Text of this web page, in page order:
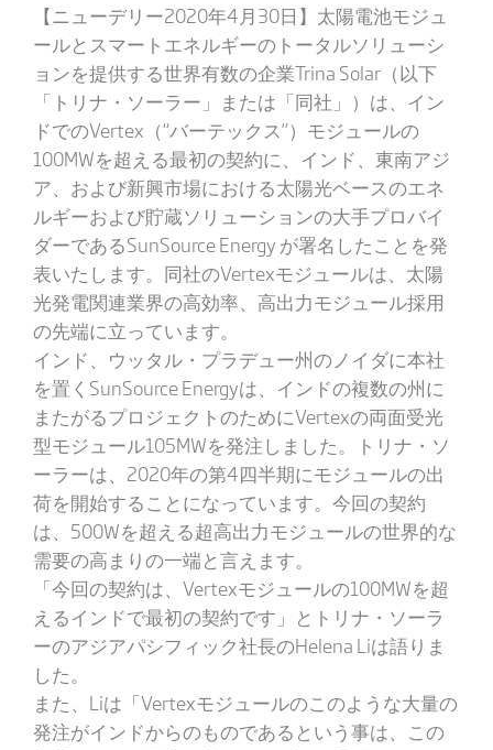
【ニューデリー2020年4月30日】太陽電池モジュ
ールとスマートエネルギーのトータルソリューシ
ョンを提供する世界有数の企業Trina Solar（以下
「トリナ・ソーラー」または「同社」）は、イン
ドでのVertex（“バーテックス”）モジュールの
100MWを超える最初の契約に、インド、東南アジ
ア、および新興市場における太陽光ベースのエネ
ルギーおよび貯蔵ソリューションの大手プロバイ
ダーであるSunSource Energy が署名したことを発
表いたします。同社のVertexモジュールは、太陽
光発電関連業界の高効率、高出力モジュール採用
の先端に立っています。
インド、ウッタル・プラデュー州のノイダに本社
を置くSunSource Energyは、インドの複数の州に
またがるプロジェクトのためにVertexの両面受光
型モジュール105MWを発注しました。トリナ・ソ
ーラーは、2020年の第4四半期にモジュールの出
荷を開始することになっています。今回の契約
は、500Wを超える超高出力モジュールの世界的な
需要の高まりの一端と言えます。
「今回の契約は、Vertexモジュールの100MWを超
えるインドで最初の契約です」とトリナ・ソーラ
ーのアジアパシフィック社長のHelena Liは語りま
した。
また、Liは「Vertexモジュールのこのような大量の
発注がインドからのものであるという事は、この